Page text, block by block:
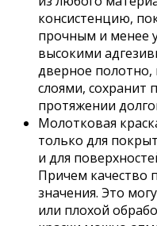
консистенцию,
прочным и менее
высокими
дверное
слоями, сохранит
протяжении
Молотковая
только для
и для
Причем качество
значения. Это
или плохой